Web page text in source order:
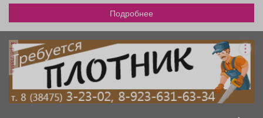
Подробнее
реклама